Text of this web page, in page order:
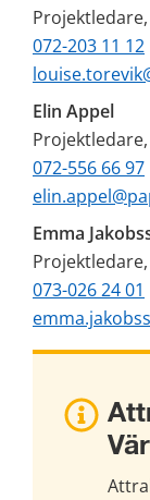
072-203 11 12
Elin Appel
072-556 66 97
Emma
073-026 24 01